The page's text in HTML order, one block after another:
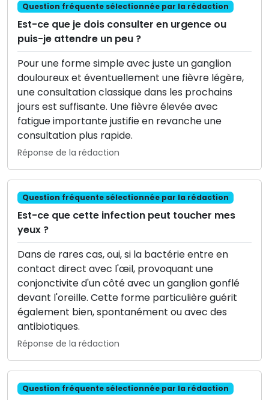
Question fréquente sélectionnée par la rédaction
Est-ce que je dois consulter en urgence ou
puis-je attendre un peu ?
Pour une forme simple avec juste un ganglion
douloureux et éventuellement une fièvre légère,
une consultation classique dans les prochains
jours est suffisante. Une fièvre élevée avec
fatigue importante justifie en revanche une
consultation plus rapide.
Réponse de la rédaction
Question fréquente sélectionnée par la rédaction
Est-ce que cette infection peut toucher mes
yeux ?
Dans de rares cas, oui, si la bactérie entre en
contact direct avec l'œil, provoquant une
conjonctivite d'un côté avec un ganglion gonflé
devant l'oreille. Cette forme particulière guérit
également bien, spontanément ou avec des
antibiotiques.
Réponse de la rédaction
Question fréquente sélectionnée par la rédaction